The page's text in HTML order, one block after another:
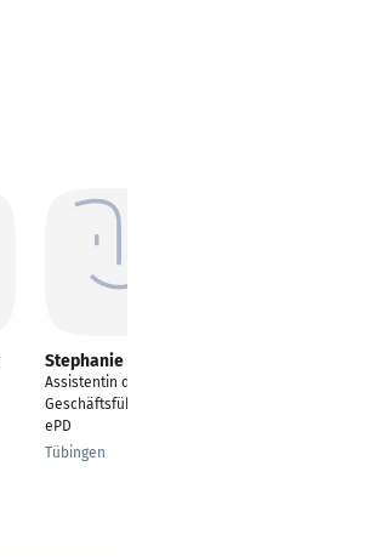
Stephanie Nimz
Assistentin der
Geschäftsführung BL
ePD
Tübingen